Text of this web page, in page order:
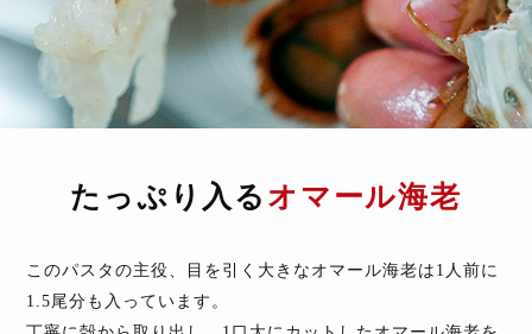
たっぷり入る オマール海老
このパスタの主役、目を引く大きなオマール海老は1人前に
1.5尾分も入っています。